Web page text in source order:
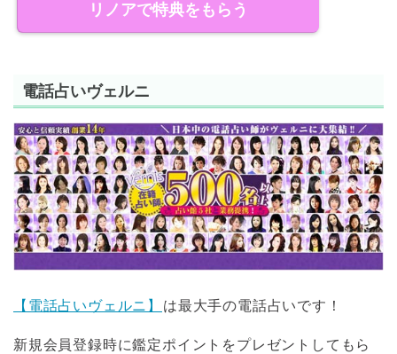
リノアで特典をもらう
電話占いヴェルニ
【電話占いヴェルニ】 は最大手の電話占いです！
新規会員登録時に鑑定ポイントをプレゼントしてもら